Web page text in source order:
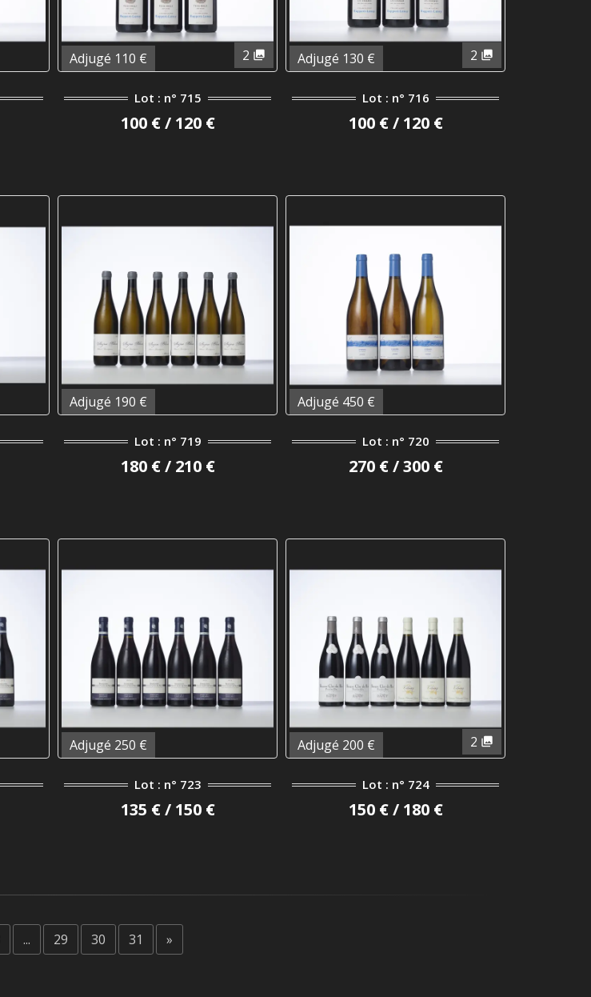
2
Adjugé 110 €
Lot : n° 715
100 € / 120 €
2
Adjugé 130 €
Lot : n° 716
100 € / 120 €
Adjugé 190 €
Lot : n° 719
180 € / 210 €
Adjugé 450 €
Lot : n° 720
270 € / 300 €
Adjugé 250 €
Lot : n° 723
135 € / 150 €
2
Adjugé 200 €
Lot : n° 724
150 € / 180 €
... 29 30 31 »